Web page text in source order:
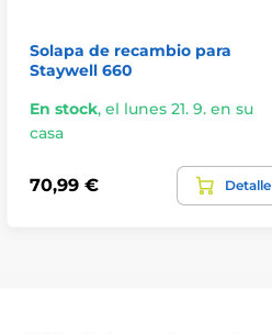
Solapa de recambio para
Staywell 660
En stock, el lunes 21. 9. en su
casa
70,99 € Detalle